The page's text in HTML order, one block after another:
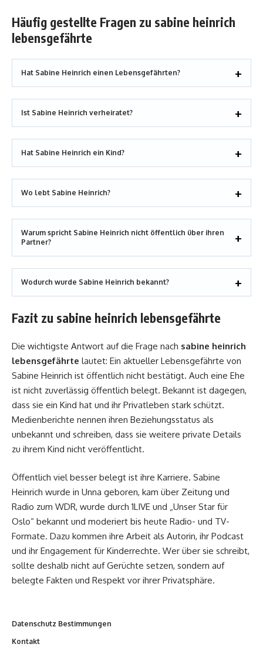
Häufig gestellte Fragen zu sabine heinrich
lebensgefährte
Hat Sabine Heinrich einen Lebensgefährten?
Ist Sabine Heinrich verheiratet?
Hat Sabine Heinrich ein Kind?
Wo lebt Sabine Heinrich?
Warum spricht Sabine Heinrich nicht öffentlich über ihren
Partner?
Wodurch wurde Sabine Heinrich bekannt?
Fazit zu sabine heinrich lebensgefährte
Die wichtigste Antwort auf die Frage nach sabine heinrich
lebensgefährte lautet: Ein aktueller Lebensgefährte von
Sabine Heinrich ist öffentlich nicht bestätigt. Auch eine Ehe
ist nicht zuverlässig öffentlich belegt. Bekannt ist dagegen,
dass sie ein Kind hat und ihr Privatleben stark schützt.
Medienberichte nennen ihren Beziehungsstatus als
unbekannt und schreiben, dass sie weitere private Details
zu ihrem Kind nicht veröffentlicht.
Öffentlich viel besser belegt ist ihre Karriere. Sabine
Heinrich wurde in Unna geboren, kam über Zeitung und
Radio zum WDR, wurde durch 1LIVE und „Unser Star für
Oslo“ bekannt und moderiert bis heute Radio- und TV-
Formate. Dazu kommen ihre Arbeit als Autorin, ihr Podcast
und ihr Engagement für Kinderrechte. Wer über sie schreibt,
sollte deshalb nicht auf Gerüchte setzen, sondern auf
belegte Fakten und Respekt vor ihrer Privatsphäre.
Datenschutz Bestimmungen
Kontakt